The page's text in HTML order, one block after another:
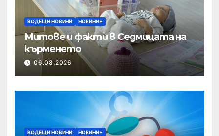
ВОДЕЩИ НОВИНИ НОВИНИ+
Митове и факти в Седмицата на
кърменето
06.08.2026
ВОДЕЩИ НОВИНИ НОВИНИ+